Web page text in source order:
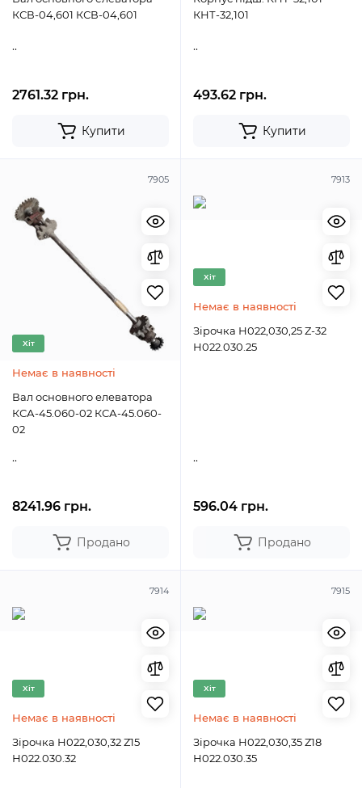
КСВ-04,601 КСВ-04,601
..
2761.32 грн.
Купити
КНТ-32,101
..
493.62 грн.
Купити
7905
Хіт
Немає в наявності
Вал основного елеватора
КСА-45.060-02 КСА-45.060-
02
..
8241.96 грн.
Продано
7913
Хіт
Немає в наявності
Зірочка Н022,030,25 Z-32
Н022.030.25
..
596.04 грн.
Продано
7914
Хіт
Немає в наявності
Зірочка Н022,030,32 Z15
Н022.030.32
7915
Хіт
Немає в наявності
Зірочка Н022,030,35 Z18
Н022.030.35